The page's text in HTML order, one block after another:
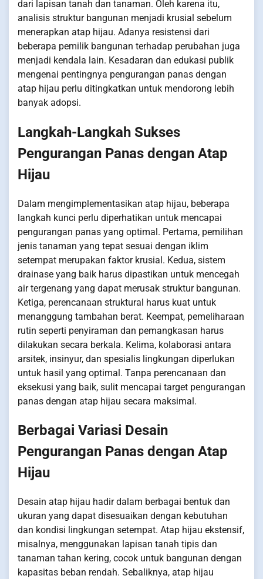
dari lapisan tanah dan tanaman. Oleh karena itu,
analisis struktur bangunan menjadi krusial sebelum
menerapkan atap hijau. Adanya resistensi dari
beberapa pemilik bangunan terhadap perubahan juga
menjadi kendala lain. Kesadaran dan edukasi publik
mengenai pentingnya pengurangan panas dengan
atap hijau perlu ditingkatkan untuk mendorong lebih
banyak adopsi.
Langkah-Langkah Sukses
Pengurangan Panas dengan Atap
Hijau
Dalam mengimplementasikan atap hijau, beberapa
langkah kunci perlu diperhatikan untuk mencapai
pengurangan panas yang optimal. Pertama, pemilihan
jenis tanaman yang tepat sesuai dengan iklim
setempat merupakan faktor krusial. Kedua, sistem
drainase yang baik harus dipastikan untuk mencegah
air tergenang yang dapat merusak struktur bangunan.
Ketiga, perencanaan struktural harus kuat untuk
menanggung tambahan berat. Keempat, pemeliharaan
rutin seperti penyiraman dan pemangkasan harus
dilakukan secara berkala. Kelima, kolaborasi antara
arsitek, insinyur, dan spesialis lingkungan diperlukan
untuk hasil yang optimal. Tanpa perencanaan dan
eksekusi yang baik, sulit mencapai target pengurangan
panas dengan atap hijau secara maksimal.
Berbagai Variasi Desain
Pengurangan Panas dengan Atap
Hijau
Desain atap hijau hadir dalam berbagai bentuk dan
ukuran yang dapat disesuaikan dengan kebutuhan
dan kondisi lingkungan setempat. Atap hijau ekstensif,
misalnya, menggunakan lapisan tanah tipis dan
tanaman tahan kering, cocok untuk bangunan dengan
kapasitas beban rendah. Sebaliknya, atap hijau